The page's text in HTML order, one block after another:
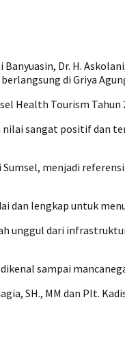
Dr. H.
di Griya
Health Tourism Tahun
nilai sangat positif dan
menjadi
dan lengkap untuk
unggul dari
sampai
SH., MM dan Plt.